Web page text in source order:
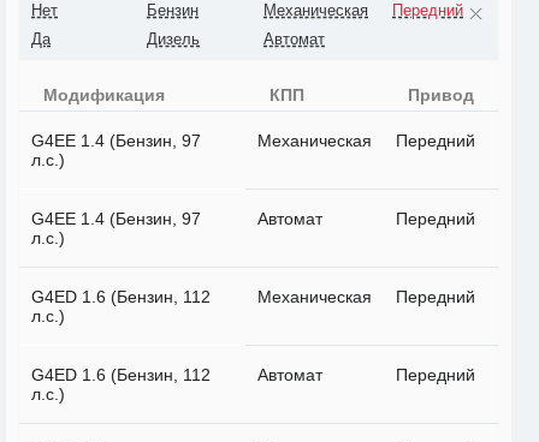
Нет
Да
Бензин
Дизель
Механическая
Автомат
Передний
Модификация КПП Привод
G4EE 1.4 (Бензин, 97
л.с.)
Механическая Передний
G4EE 1.4 (Бензин, 97
л.с.)
Автомат Передний
G4ED 1.6 (Бензин, 112
л.с.)
Механическая Передний
G4ED 1.6 (Бензин, 112
л.с.)
Автомат Передний